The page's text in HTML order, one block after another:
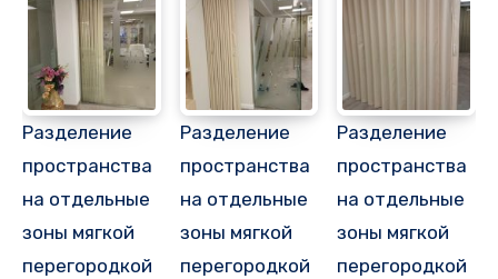
Разделение
пространства
на отдельные
зоны мягкой
перегородкой
Разделение
пространства
на отдельные
зоны мягкой
перегородкой
Разделение
пространства
на отдельные
зоны мягкой
перегородкой